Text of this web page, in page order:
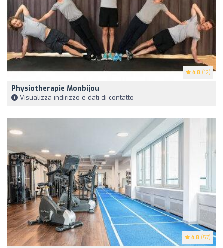
4.8 (12)
Physiotherapie Monbijou
Visualizza indirizzo e dati di contatto
4.8 (57)